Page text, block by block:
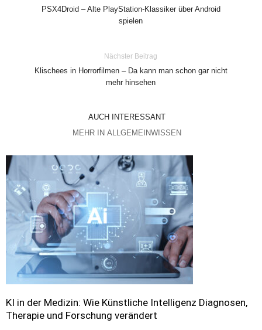
PSX4Droid – Alte PlayStation-Klassiker über Android
spielen
Nächster Beitrag
Klischees in Horrorfilmen – Da kann man schon gar nicht
mehr hinsehen
AUCH INTERESSANT
MEHR IN ALLGEMEINWISSEN
KI in der Medizin: Wie Künstliche Intelligenz Diagnosen,
Therapie und Forschung verändert